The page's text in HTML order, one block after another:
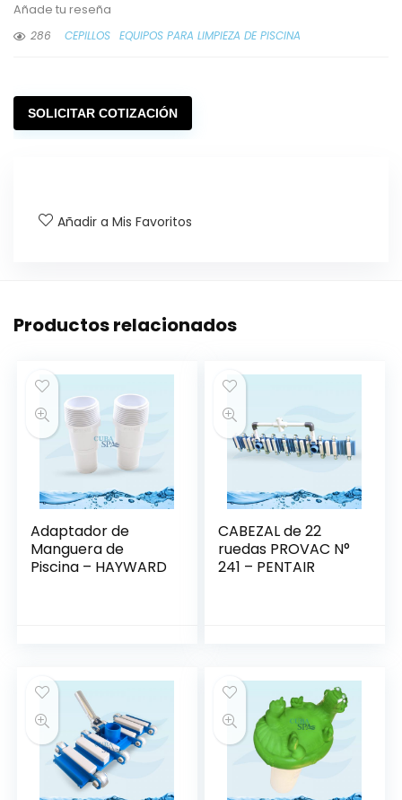
Añade tu reseña
286
CEPILLOS EQUIPOS PARA LIMPIEZA DE PISCINA
SOLICITAR COTIZACIÓN
Añadir a Mis Favoritos
Productos relacionados
Adaptador de
Manguera de
Piscina – HAYWARD
CABEZAL de 22
ruedas PROVAC N°
241 – PENTAIR